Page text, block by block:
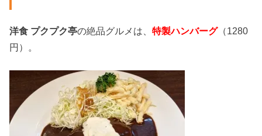
洋食 プクプク亭の絶品グルメは、特製ハンバーグ（1280
円）。